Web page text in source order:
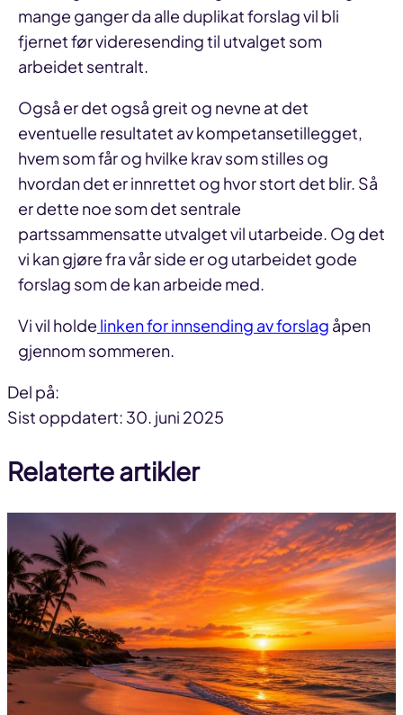
mange ganger da alle duplikat forslag vil bli
fjernet før videresending til utvalget som
arbeidet sentralt.
Også er det også greit og nevne at det
eventuelle resultatet av kompetansetillegget,
hvem som får og hvilke krav som stilles og
hvordan det er innrettet og hvor stort det blir. Så
er dette noe som det sentrale
partssammensatte utvalget vil utarbeide. Og det
vi kan gjøre fra vår side er og utarbeidet gode
forslag som de kan arbeide med.
Vi vil holde linken for innsending av forslag åpen
gjennom sommeren.
Del på:
Del
facebook
Del
linkedin
Del
Sist oppdatert: 30. juni 2025
Relaterte artikler